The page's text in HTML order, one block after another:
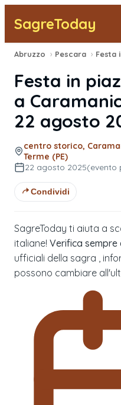
SagreToday
Segnala una sagra
Tutte le Sagre
Vicino a Me
Abruzzo › Pescara › Festa
Festa in
a
22 agosto
centro storico,
Terme (PE)
22 agosto 2025(evento
Condividi
SagreToday ti aiuta a
italiane! Verifica
ufficiali della sagra ,
possono cambiare